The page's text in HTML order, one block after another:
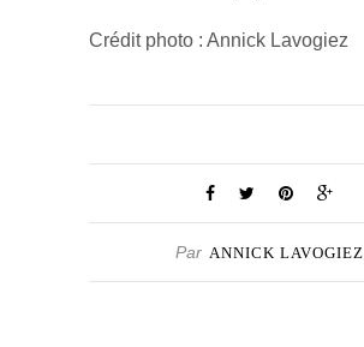
Crédit photo : Annick Lavogiez
Par ANNICK LAVOGIEZ